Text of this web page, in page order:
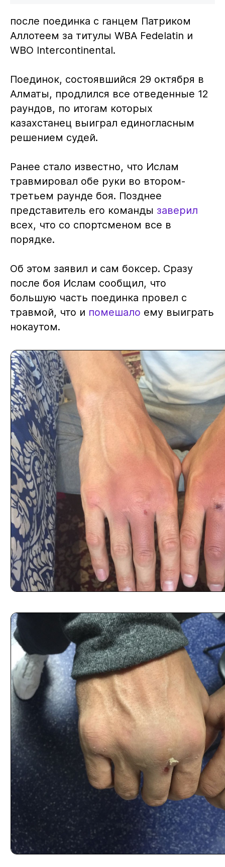
после поединка с ганцем Патриком
Аллотеем за титулы WBA Fedelatin и
WBO Interсontinental.
Поединок, состоявшийся 29 октября в
Алматы, продлился все отведенные 12
раундов, по итогам которых
казахстанец выиграл единогласным
решением судей.
Ранее стало известно, что Ислам
травмировал обе руки во втором-
третьем раунде боя. Позднее
представитель его команды заверил
всех, что со спортсменом все в
порядке.
Об этом заявил и сам боксер. Сразу
после боя Ислам сообщил, что
большую часть поединка провел с
травмой, что и помешало ему выиграть
нокаутом.